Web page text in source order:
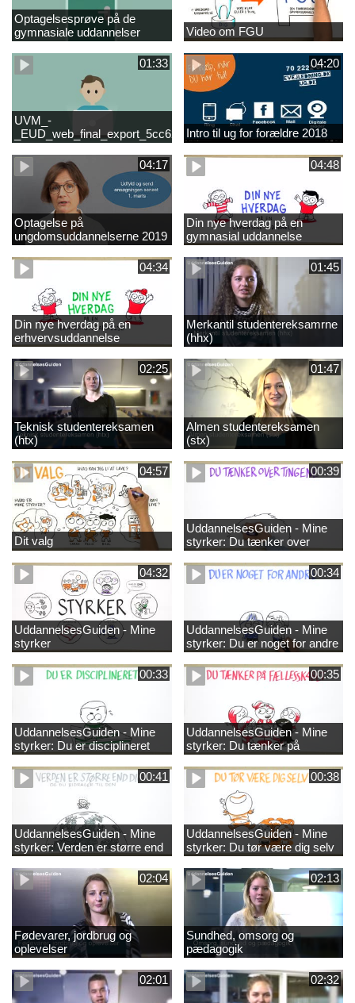
Optagelsesprøve på de
gymnasiale uddannelser
Video om FGU
01:33
UVM_-
04:20
Intro til ug for forældre 2018
04:17
Optagelse på
ungdomsuddannelserne 2019
04:48
Din nye hverdag på en
gymnasial uddannelse
04:34
Din nye hverdag på en
erhvervsuddannelse
01:45
Merkantil studentereksamrne
(hhx)
02:25
Teknisk studentereksamen
(htx)
01:47
Almen studentereksamen
(stx)
04:57
Dit valg
00:39
UddannelsesGuiden - Mine
styrker: Du tænker over
tingene
04:32
UddannelsesGuiden - Mine
styrker
00:34
UddannelsesGuiden - Mine
styrker: Du er noget for andre
00:33
UddannelsesGuiden - Mine
styrker: Du er disciplineret
00:35
UddannelsesGuiden - Mine
styrker: Du tænker på
fællesskabet
00:41
UddannelsesGuiden - Mine
styrker: Verden er større end
dig og du bidrager til den
00:38
UddannelsesGuiden - Mine
styrker: Du tør være dig selv
02:04
Fødevarer, jordbrug og
oplevelser
02:13
Sundhed, omsorg og
pædagogik
02:01 02:32